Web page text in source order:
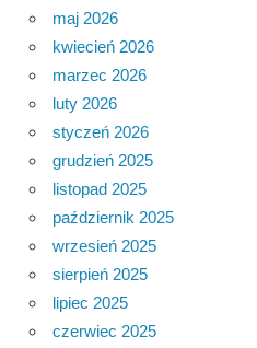
maj 2026
kwiecień 2026
marzec 2026
luty 2026
styczeń 2026
grudzień 2025
listopad 2025
październik 2025
wrzesień 2025
sierpień 2025
lipiec 2025
czerwiec 2025